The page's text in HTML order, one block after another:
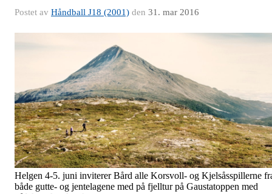
Postet av Håndball J18 (2001) den 31. mar 2016
Helgen 4-5. juni inviterer Bård alle Korsvoll- og Kjelsåsspillerne
både gutte- og jentelagene med på fjelltur på Gaustatoppen med